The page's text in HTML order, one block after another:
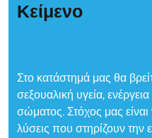
Κείμενο
Στο κατάστημά μας θα
σεξουαλική υγεία,
σώματος. Στόχος μας
λύσεις που στηρίζουν την